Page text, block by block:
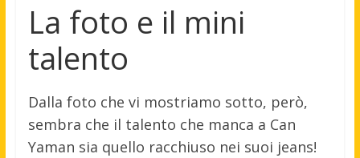
La foto e il mini
talento
Dalla foto che vi mostriamo sotto, però,
sembra che il talento che manca a Can
Yaman sia quello racchiuso nei suoi jeans!